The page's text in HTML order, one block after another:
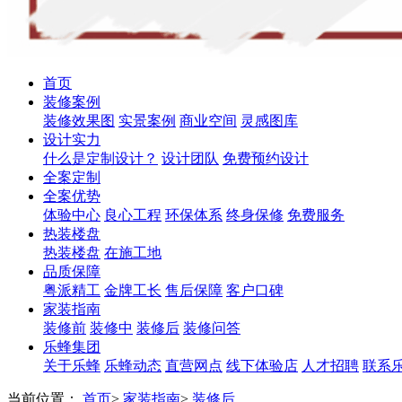
首页
装修案例
装修效果图 实景案例 商业空间 灵感图库
设计实力
什么是定制设计？ 设计团队 免费预约设计
全案定制
全案优势
体验中心 良心工程 环保体系 终身保修 免费服务
热装楼盘
热装楼盘 在施工地
品质保障
粤派精工 金牌工长 售后保障 客户口碑
家装指南
装修前 装修中 装修后 装修问答
乐蜂集团
关于乐蜂 乐蜂动态 直营网点 线下体验店 人才招聘 联系
当前位置： 首页> 家装指南> 装修后